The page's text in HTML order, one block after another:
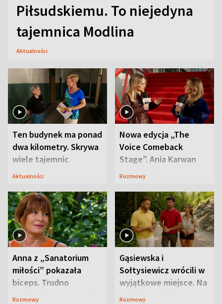
Piłsudskiemu. To niejedyna
tajemnica Modlina
Aktualności
Ten budynek ma ponad
dwa kilometry. Skrywa
wiele tajemnic
Aktualności
Nowa edycja „The
Voice Comeback
Stage”. Ania Karwan
zapowiada
Rozmowy
Anna z „Sanatorium
miłości” pokazała
biceps. Trudno
uwierzyć, co przeszła
Rozmowy
Gąsiewska i
Sołtysiewicz wrócili w
wyjątkowe miejsce. Na
szlaku czekał
Rozmowy